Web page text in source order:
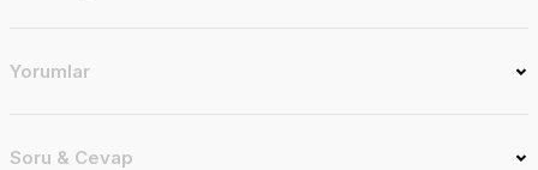
Yorumlar
Soru & Cevap